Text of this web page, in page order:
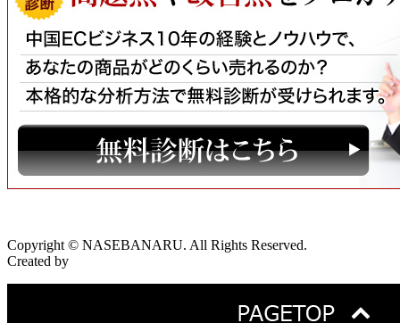
Copyright © NASEBANARU. All Rights Reserved.
Created by